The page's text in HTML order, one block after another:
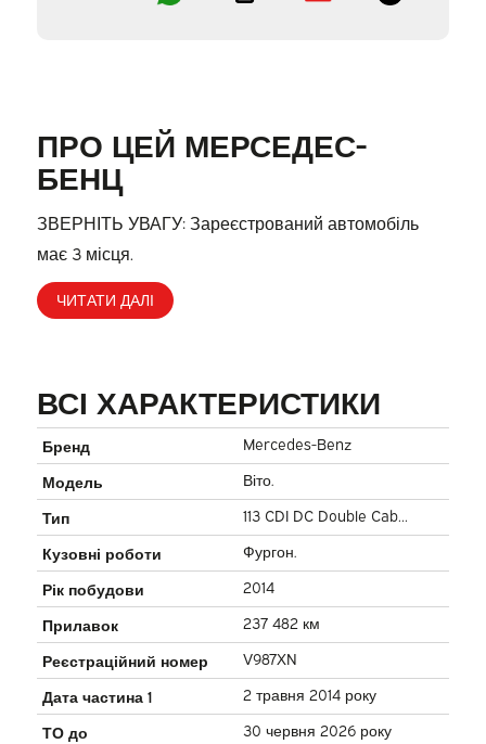
ПРО ЦЕЙ МЕРСЕДЕС-
БЕНЦ
ЗВЕРНІТЬ УВАГУ: Зареєстрований автомобіль
має 3 місця.
ЧИТАТИ ДАЛІ
ВСІ ХАРАКТЕРИСТИКИ
Бренд
Mercedes-Benz
Модель
Віто.
Тип
113 CDI DC Double Cab
ЕКСПОРТ ТІЛЬКИ 20” LMV/
Airco/ PDC/ Фаркоп
Кузовні роботи
Фургон.
Рік побудови
2014
Прилавок
237 482 км
Реєстраційний номер
V987XN
Дата частина 1
2 травня 2014 року
ТО до
30 червня 2026 року